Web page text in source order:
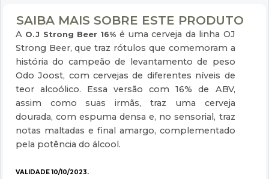
SAIBA MAIS SOBRE ESTE PRODUTO
A O.J Strong Beer 16% é uma cerveja da linha OJ
Strong Beer, que traz rótulos que comemoram a
história do campeão de levantamento de peso
Odo Joost, com cervejas de diferentes níveis de
teor alcoólico. Essa versão com 16% de ABV,
assim como suas irmãs, traz uma cerveja
dourada, com espuma densa e, no sensorial, traz
notas maltadas e final amargo, complementado
pela potência do álcool.
VALIDADE 10/10/2023.